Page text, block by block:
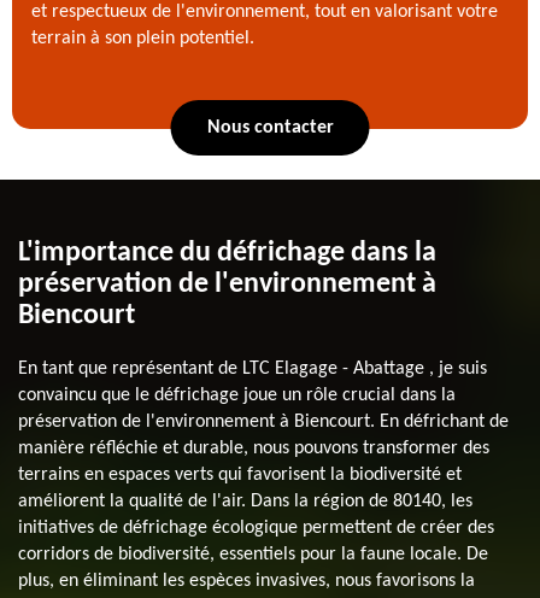
et respectueux de l'environnement, tout en valorisant votre
terrain à son plein potentiel.
Nous contacter
L'importance du défrichage dans la
préservation de l'environnement à
Biencourt
En tant que représentant de LTC Elagage - Abattage , je suis
convaincu que le défrichage joue un rôle crucial dans la
préservation de l'environnement à Biencourt. En défrichant de
manière réfléchie et durable, nous pouvons transformer des
terrains en espaces verts qui favorisent la biodiversité et
améliorent la qualité de l'air. Dans la région de 80140, les
initiatives de défrichage écologique permettent de créer des
corridors de biodiversité, essentiels pour la faune locale. De
plus, en éliminant les espèces invasives, nous favorisons la